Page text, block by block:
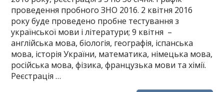
проведення пробного ЗНО 2016. 2 квітня 2016
року буде проведено пробне тестування з
української мови і літератури; 9 квітня –
англійська мова, біологія, географія, іспанська
мова, історія України, математика, німецька мова,
російська мова, фізика, французька мови та хімії.
Реєстрація …